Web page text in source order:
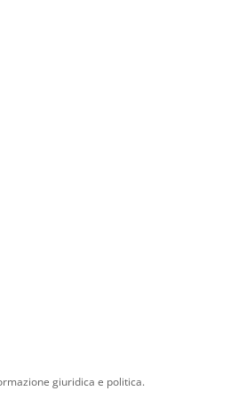
giuridica e politica.